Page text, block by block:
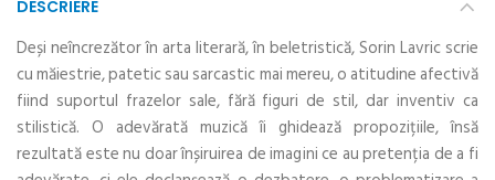
DESCRIERE
Deși neîncrezător în arta literară, în beletristică, Sorin Lavric scrie
cu măiestrie, patetic sau sarcastic mai mereu, o atitudine afectivă
fiind suportul frazelor sale, fără figuri de stil, dar inventiv ca
stilistică. O adevărată muzică îi ghidează propozițiile, însă
rezultată este nu doar înșiruirea de imagini ce au pretenția de a fi